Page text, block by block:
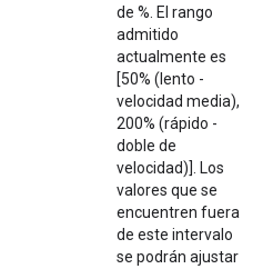
de %. El rango
admitido
actualmente es
[50% (lento -
velocidad media),
200% (rápido -
doble de
velocidad)]. Los
valores que se
encuentren fuera
de este intervalo
se podrán ajustar